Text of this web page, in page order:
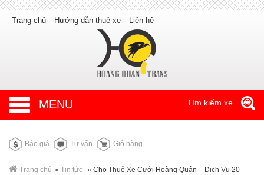
Trang chủ Hướng dẫn thuê xe Liên hệ
MENU Tìm kiếm xe
Báo giá Tư vấn Giỏ hàng
Trang chủ » Tin tức » Cho Thuê Xe Cưới Hoàng Quân – Dịch Vụ 20